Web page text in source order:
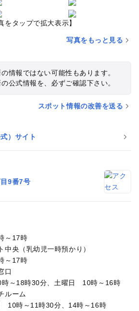
をタップで拡大表示】
写真をもっと見る
情報ではない可能性もあります。
公式情報を、必ずご確認下さい。
スポット情報の改善を送る
）サイト
9番7号
～17時
中央（乳幼児一時預かり）
～17時
口
～18時30分、土曜日 10時～16時
ルーム
10時～11時30分、14時～16時